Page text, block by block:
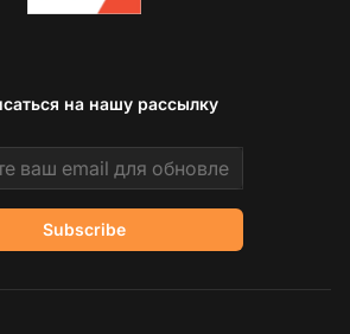
на нашу рассылку
Subscribe